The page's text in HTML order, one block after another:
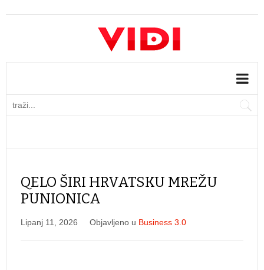
QELO ŠIRI HRVATSKU MREŽU
PUNIONICA
Lipanj 11, 2026 Objavljeno u Business 3.0